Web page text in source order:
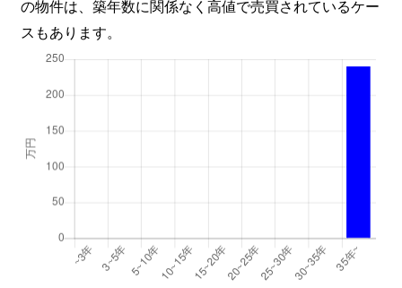
の物件は、築年数に関係なく高値で売買されているケー
スもあります。